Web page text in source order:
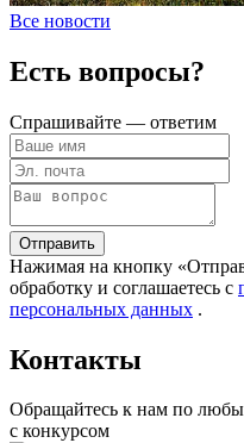
Все новости
Есть вопросы?
Спрашивайте — ответим
Отправить
Нажимая на кнопку
обработку и соглашаетесь c
персональных данных .
Контакты
Обращайтесь к нам по
с конкурсом